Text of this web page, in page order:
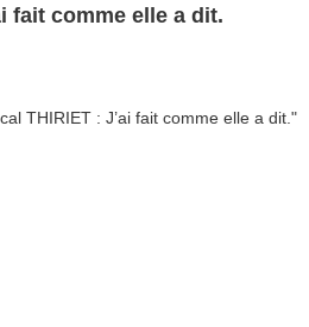
fait comme elle a dit.